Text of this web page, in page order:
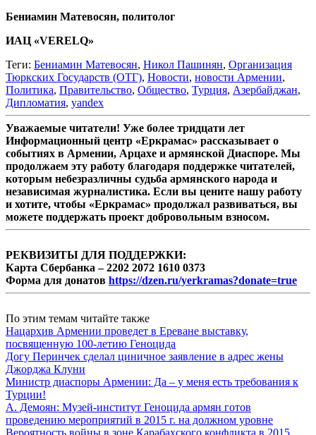
Бениамин Матевосян, политолог
ИАЦ «VERELQ»
Теги: Бениамин Матевосян, Никол Пашинян, Организация
Тюркских Государств (ОТГ), Новости, новости Армении,
Политика, Правительство, Общество, Турция, Азербайджан,
Дипломатия, yandex
Уважаемые читатели! Уже более тридцати лет
Информационный центр «Еркрамас» рассказывает о
событиях в Армении, Арцахе и армянской Диаспоре. Мы
продолжаем эту работу благодаря поддержке читателей,
которым небезразличны судьба армянского народа и
независимая журналистика. Если вы цените нашу работу
и хотите, чтобы «Еркрамас» продолжал развиваться, вы
можете поддержать проект добровольным взносом.
РЕКВИЗИТЫ ДЛЯ ПОДДЕРЖКИ:
Карта Сбербанка – 2202 2072 1610 0373
Форма для донатов https://dzen.ru/yerkramas?donate=true
По этим темам читайте также
Нацархив Армении проведет в Ереване выставку,
посвященную 100-летию Геноцида
Догу Перинчек сделал циничное заявление в адрес жены
Джорджа Клуни
Министр диаспоры Армении: Да – у меня есть требования к
Турции!
А. Демоян: Музей-институт Геноцида армян готов
проведению мероприятий в 2015 г. на должном уровне